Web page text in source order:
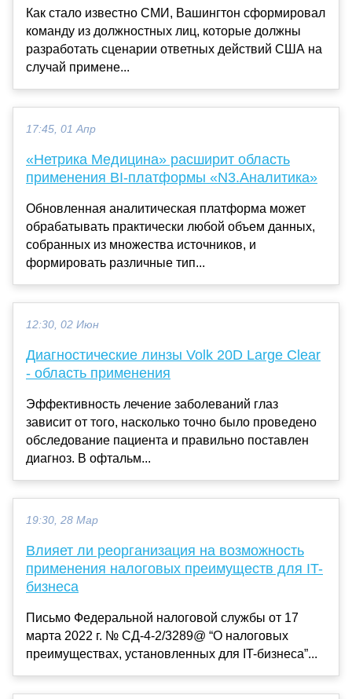
Как стало известно СМИ, Вашингтон сформировал
команду из должностных лиц, которые должны
разработать сценарии ответных действий США на
случай примене...
17:45, 01 Апр
«Нетрика Медицина» расширит область
применения BI-платформы «N3.Аналитика»
Обновленная аналитическая платформа может
обрабатывать практически любой объем данных,
собранных из множества источников, и
формировать различные тип...
12:30, 02 Июн
Диагностические линзы Volk 20D Large Clear
- область применения
Эффективность лечение заболеваний глаз
зависит от того, насколько точно было проведено
обследование пациента и правильно поставлен
диагноз. В офтальм...
19:30, 28 Мар
Влияет ли реорганизация на возможность
применения налоговых преимуществ для IT-
бизнеса
Письмо Федеральной налоговой службы от 17
марта 2022 г. № СД-4-2/3289@ “О налоговых
преимуществах, установленных для IT-бизнеса”...